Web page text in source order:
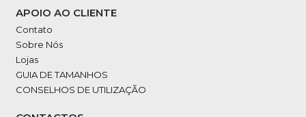
APOIO AO CLIENTE
Contato
Sobre Nós
Lojas
GUIA DE TAMANHOS
CONSELHOS DE UTILIZAÇÃO